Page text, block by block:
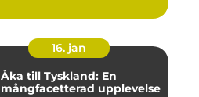
16. jan
Åka till Tyskland: En
mångfacetterad upplevelse